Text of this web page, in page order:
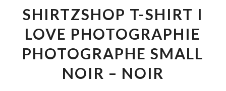
SHIRTZSHOP T-SHIRT I
LOVE PHOTOGRAPHIE
PHOTOGRAPHE SMALL
NOIR – NOIR